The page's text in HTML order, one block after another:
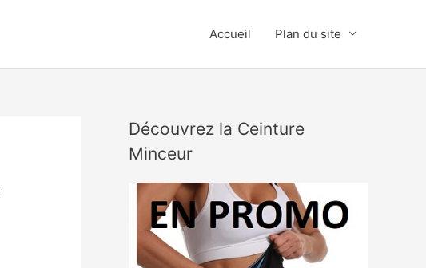
Accueil Plan du site
Découvrez la Ceinture
Minceur